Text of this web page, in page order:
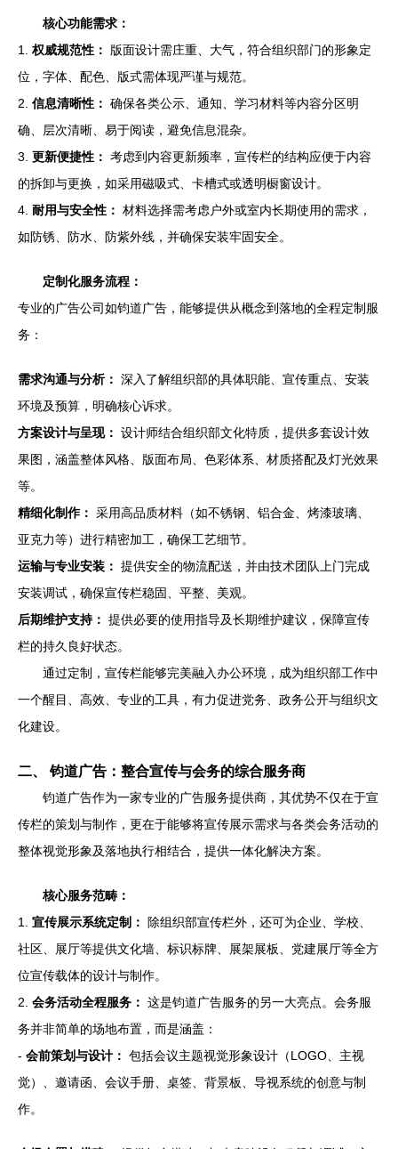
核心功能需求：
1. 权威规范性：
版面设计需庄重、大气，符合组织部门的形象定
位，字体、配色、版式需体现严谨与规范。
2. 信息清晰性： 确保各类公示、通知、学习材料等内容分区明
确、层次清晰、易于阅读，避免信息混杂。
3. 更新便捷性： 考虑到内容更新频率，宣传栏的结构应便于内容
的拆卸与更换，如采用磁吸式、卡槽式或透明橱窗设计。
4. 耐用与安全性： 材料选择需考虑户外或室内长期使用的需求，
如防锈、防水、防紫外线，并确保安装牢固安全。
定制化服务流程：
专业的广告公司如钧道广告，能够提供从概念到落地的全程定制服
务：
需求沟通与分析： 深入了解组织部的具体职能、宣传重点、安装
环境及预算，明确核心诉求。
方案设计与呈现： 设计师结合组织部文化特质，提供多套设计效
果图，涵盖整体风格、版面布局、色彩体系、材质搭配及灯光效果
等。
精细化制作： 采用高品质材料（如不锈钢、铝合金、烤漆玻璃、
亚克力等）进行精密加工，确保工艺细节。
运输与专业安装： 提供安全的物流配送，并由技术团队上门完成
安装调试，确保宣传栏稳固、平整、美观。
后期维护支持： 提供必要的使用指导及长期维护建议，保障宣传
栏的持久良好状态。
通过定制，宣传栏能够完美融入办公环境，成为组织部工作中
一个醒目、高效、专业的工具，有力促进党务、政务公开与组织文
化建设。
二、 钧道广告：整合宣传与会务的综合服务商
钧道广告作为一家专业的广告服务提供商，其优势不仅在于宣
传栏的策划与制作，更在于能够将宣传展示需求与各类会务活动的
整体视觉形象及落地执行相结合，提供一体化解决方案。
核心服务范畴：
1. 宣传展示系统定制：
除组织部宣传栏外，还可为企业、学校、
社区、展厅等提供文化墙、标识标牌、展架展板、党建展厅等全方
位宣传载体的设计与制作。
2. 会务活动全程服务： 这是钧道广告服务的另一大亮点。会务服
务并非简单的场地布置，而是涵盖：
- 会前策划与设计： 包括会议主题视觉形象设计（LOGO、主视
觉）、邀请函、会议手册、桌签、背景板、导视系统的创意与制
作。